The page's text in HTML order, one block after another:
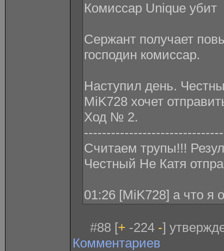
Комиcсар Unique убит
Сержант получает
господин комиссар.
Наступил день.
MiK728 xочет
Ход № 2.
Считаем трупы!!!
Честный Не Катя
01:26 [MiK728] а что я
#88 [+ -224 -]
Комментариев